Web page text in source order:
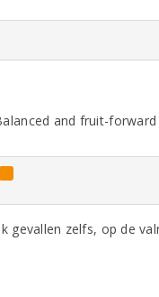
and fruit-forward
gevallen zelfs, op de